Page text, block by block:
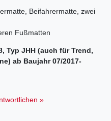
Beifahrermatte, zwei
Fußmatten
Typ JHH (auch für Trend,
ab Baujahr 07/2017-
»